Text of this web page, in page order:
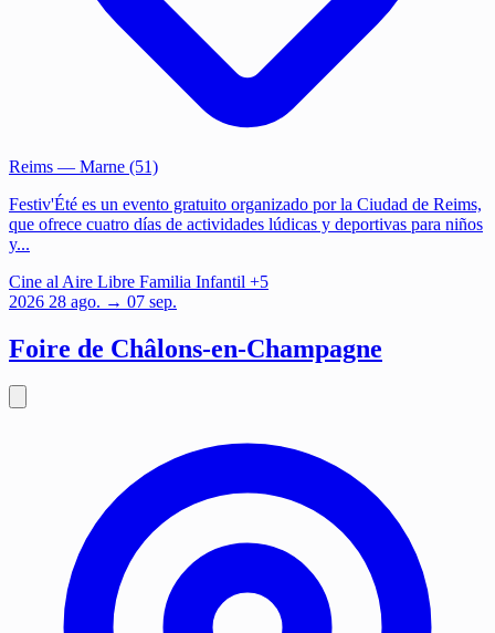
Reims — Marne (51)
Festiv'Été es un evento gratuito organizado por la Ciudad de Reims,
que ofrece cuatro días de actividades lúdicas y deportivas para niños
y...
Cine al Aire Libre Familia Infantil +5
2026 28 ago. → 07 sep.
Foire de Châlons-en-Champagne